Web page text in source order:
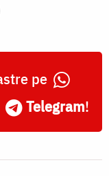
pe
Telegram!